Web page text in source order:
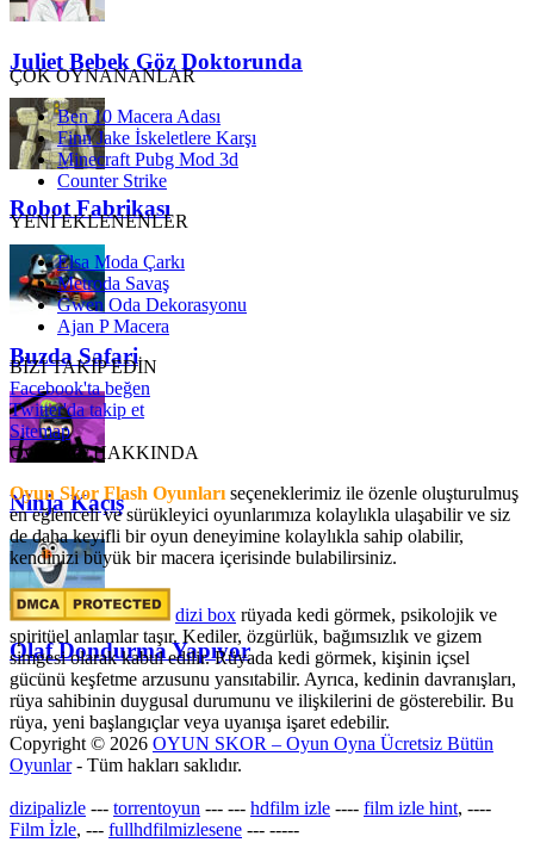
Juliet Bebek Göz Doktorunda
Robot Fabrikası
Buzda Safari
Ninja Kaçış
Olaf Dondurma Yapıyor
ÇOK OYNANANLAR
Ben 10 Macera Adası
Finn Jake İskeletlere Karşı
Minecraft Pubg Mod 3d
Counter Strike
YENİ EKLENENLER
Elsa Moda Çarkı
Metroda Savaş
Gwen Oda Dekorasyonu
Ajan P Macera
BİZİ TAKİP EDİN
Facebook'ta beğen
Twitter'da takip et
Sitemap
OyunSkor HAKKINDA
Oyun Skor Flash Oyunları seçeneklerimiz ile özenle oluşturulmuş
en eğlenceli ve sürükleyici oyunlarımıza kolaylıkla ulaşabilir ve siz
de daha keyifli bir oyun deneyimine kolaylıkla sahip olabilir,
kendinizi büyük bir macera içerisinde bulabilirsiniz.
dizi box rüyada kedi görmek​, psikolojik ve
spiritüel anlamlar taşır. Kediler, özgürlük, bağımsızlık ve gizem
simgesi olarak kabul edilir. Rüyada kedi görmek, kişinin içsel
gücünü keşfetme arzusunu yansıtabilir. Ayrıca, kedinin davranışları,
rüya sahibinin duygusal durumunu ve ilişkilerini de gösterebilir. Bu
rüya, yeni başlangıçlar veya uyanışa işaret edebilir.
Copyright © 2026 OYUN SKOR – Oyun Oyna Ücretsiz Bütün
Oyunlar- Tüm hakları saklıdır.
dizipalizle --- torrentoyun --- --- hdfilm izle ---- film izle hint, ----
Film İzle, --- fullhdfilmizlesene --- -----